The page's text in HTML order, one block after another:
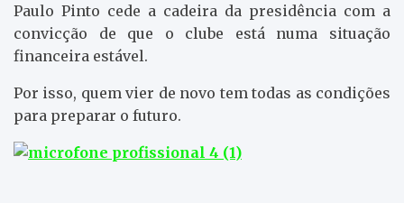
Paulo Pinto cede a cadeira da presidência com a
convicção de que o clube está numa situação
financeira estável.
Por isso, quem vier de novo tem todas as condições
para preparar o futuro.